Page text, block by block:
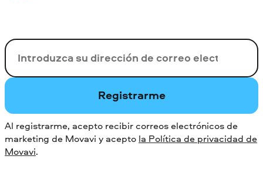
Su correo electrónico
Registrarme
Al registrarme, acepto recibir correos electrónicos de
marketing de Movavi y acepto la Política de privacidad de
Movavi.